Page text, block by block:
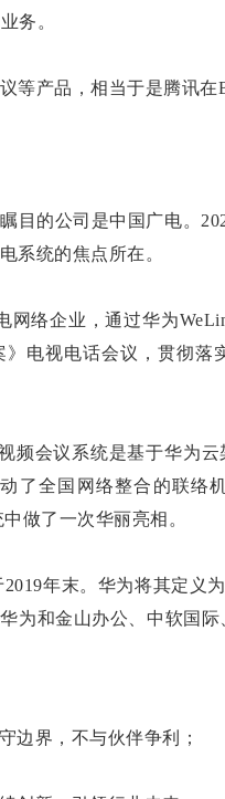
务。
等产品，相当于是腾讯在
目的公司是中国广电。
系统的焦点所在。
网络企业，通过华为
电视电话会议，贯彻
频会议系统是基于华为
了全国网络整合的联络
做了一次华丽亮相。
年末。华为将其定义
为和金山办公、中软国
边界，不与伙伴争利；